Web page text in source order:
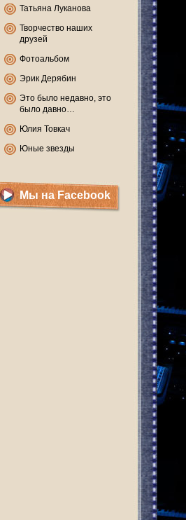
Татьяна Луканова
Творчество наших
друзей
Фотоальбом
Эрик Дерябин
Это было недавно, это
было давно…
Юлия Товкач
Юные звезды
Мы на Facebook